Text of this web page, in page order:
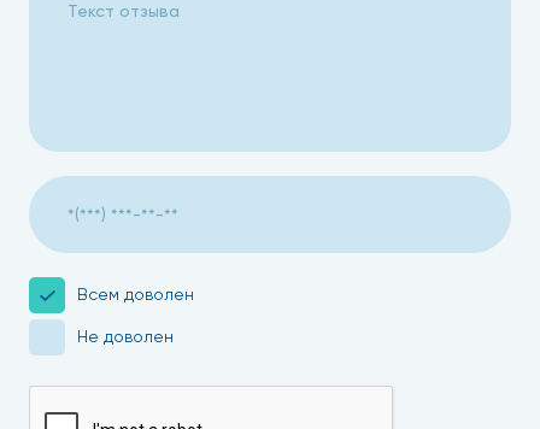
Всем доволен
Не доволен